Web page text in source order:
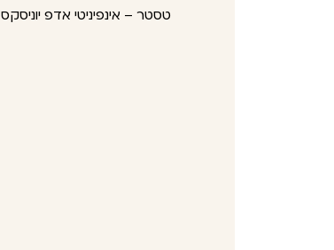
טסטר – אינפיניטי אדפ יוניסקס 100 מ"ל – מונטל